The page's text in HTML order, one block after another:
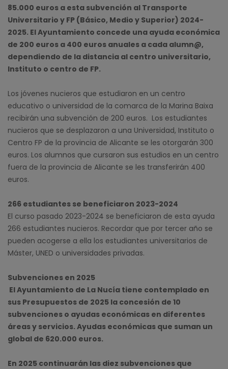
85.000 euros a esta subvención al Transporte
Universitario y FP (Básico, Medio y Superior) 2024-
2025. El Ayuntamiento concede una ayuda económica
de 200 euros a 400 euros anuales a cada alumn@,
dependiendo de la distancia al centro universitario,
Instituto o centro de FP.
Los jóvenes nucieros que estudiaron en un centro
educativo o universidad de la comarca de la Marina Baixa
recibirán una subvención de 200 euros. Los estudiantes
nucieros que se desplazaron a una Universidad, Instituto o
Centro FP de la provincia de Alicante se les otorgarán 300
euros. Los alumnos que cursaron sus estudios en un centro
fuera de la provincia de Alicante se les transferirán 400
euros.
266 estudiantes se beneficiaron 2023-2024
El curso pasado 2023-2024 se beneficiaron de esta ayuda
266 estudiantes nucieros. Recordar que por tercer año se
pueden acogerse a ella los estudiantes universitarios de
Máster, UNED o universidades privadas.
Subvenciones en 2025
El Ayuntamiento de La Nucía tiene contemplado en
sus Presupuestos de 2025 la concesión de 10
subvenciones o ayudas económicas en diferentes
áreas y servicios. Ayudas económicas que suman un
global de 620.000 euros.
En 2025 continuarán las diez subvenciones que